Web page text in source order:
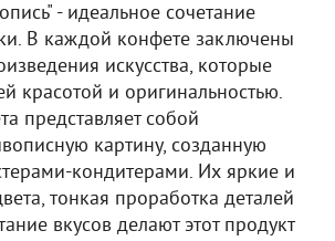
- идеальное сочетание
В каждой конфете заключены
искусства, которые
красотой и оригинальностью.
представляет собой
картину, созданную
кондитерами. Их яркие и
тонкая проработка деталей
вкусов делают этот продукт